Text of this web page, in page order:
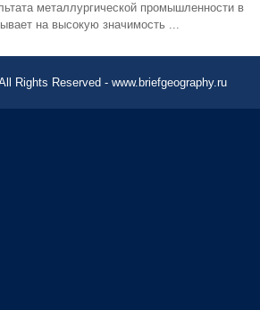
металлургической промышленности в
на высокую значимость ...
Rights Reserved - www.briefgeography.ru